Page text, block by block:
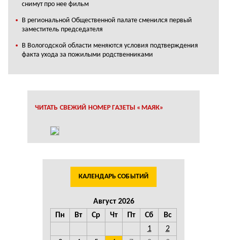
снимут про нее фильм
В региональной Общественной палате сменился первый
заместитель председателя
В Вологодской области меняются условия подтверждения
факта ухода за пожилыми родственниками
ЧИТАТЬ СВЕЖИЙ НОМЕР ГАЗЕТЫ «МАЯК»
КАЛЕНДАРЬ СОБЫТИЙ
Август 2026
Пн
Вт Ср Чт Пт Сб
Вс
1
2